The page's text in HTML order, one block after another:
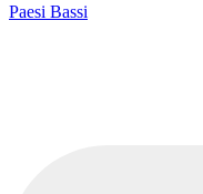
Paesi Bassi